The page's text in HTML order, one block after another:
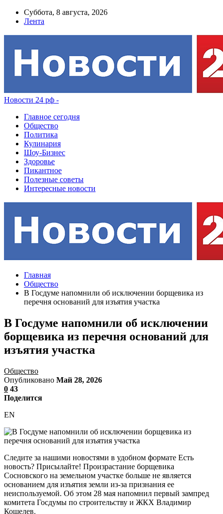
Суббота, 8 августа, 2026
Лента
Новости 24 рф -
Главное сегодня
Общество
Политика
Кулинария
Шоу-Бизнес
Здоровье
Пикантное
Полезные советы
Интересные новости
Главная
Общество
В Госдуме напомнили об исключении борщевика из
перечня оснований для изъятия участка
В Госдуме напомнили об исключении
борщевика из перечня оснований для
изъятия участка
Общество
Опубликовано Май 28, 2026
0 43
Поделится
EN
Следите за нашими новостями в удобном формате Есть
новость? Присылайте! Произрастание борщевика
Сосновского на земельном участке больше не является
основанием для изъятия земли из-за признания ее
неиспользуемой. Об этом 28 мая напомнил первый зампред
комитета Госдумы по строительству и ЖКХ Владимир
Кошелев.